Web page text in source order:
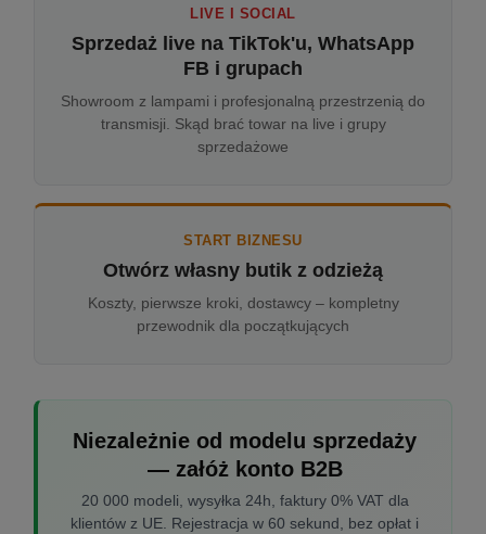
LIVE I SOCIAL
Sprzedaż live na TikTok'u, WhatsApp
FB i grupach
Showroom z lampami i profesjonalną przestrzenią do
transmisji. Skąd brać towar na live i grupy
sprzedażowe
START BIZNESU
Otwórz własny butik z odzieżą
Koszty, pierwsze kroki, dostawcy – kompletny
przewodnik dla początkujących
Niezależnie od modelu sprzedaży
— załóż konto B2B
20 000 modeli, wysyłka 24h, faktury 0% VAT dla
klientów z UE. Rejestracja w 60 sekund, bez opłat i